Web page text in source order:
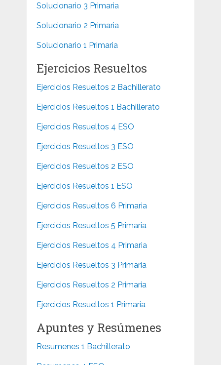
Solucionario 3 Primaria
Solucionario 2 Primaria
Solucionario 1 Primaria
Ejercicios Resueltos
Ejercicios Resueltos 2 Bachillerato
Ejercicios Resueltos 1 Bachillerato
Ejercicios Resueltos 4 ESO
Ejercicios Resueltos 3 ESO
Ejercicios Resueltos 2 ESO
Ejercicios Resueltos 1 ESO
Ejercicios Resueltos 6 Primaria
Ejercicios Resueltos 5 Primaria
Ejercicios Resueltos 4 Primaria
Ejercicios Resueltos 3 Primaria
Ejercicios Resueltos 2 Primaria
Ejercicios Resueltos 1 Primaria
Apuntes y Resúmenes
Resumenes 1 Bachillerato